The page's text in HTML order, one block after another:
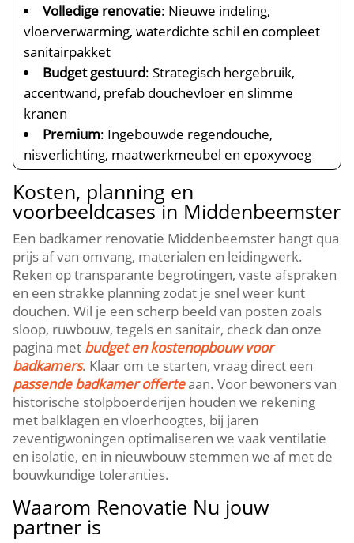
Volledige renovatie: Nieuwe indeling,
vloerverwarming, waterdichte schil en compleet
sanitairpakket
Budget gestuurd: Strategisch hergebruik,
accentwand, prefab douchevloer en slimme
kranen
Premium: Ingebouwde regendouche,
nisverlichting, maatwerkmeubel en epoxyvoeg
Kosten, planning en
voorbeeldcases in Middenbeemster
Een badkamer renovatie Middenbeemster hangt qua
prijs af van omvang, materialen en leidingwerk.​
Reken op transparante begrotingen, vaste afspraken
en een strakke planning zodat je snel weer kunt
douchen.​ Wil je een scherp beeld van posten zoals
sloop, ruwbouw, tegels en sanitair, check dan onze
pagina met budget en kostenopbouw voor
badkamers.​ Klaar om te starten, vraag direct een
passende badkamer offerteaan.​ Voor bewoners van
historische stolpboerderijen houden we rekening
met balklagen en vloerhoogtes, bij jaren
zeventigwoningen optimaliseren we vaak ventilatie
en isolatie, en in nieuwbouw stemmen we af met de
bouwkundige toleranties.​
Waarom Renovatie Nu jouw
partner is